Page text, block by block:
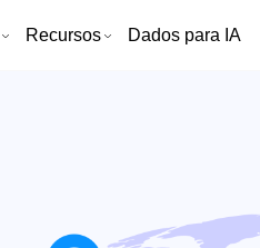
Recursos Dados para IA